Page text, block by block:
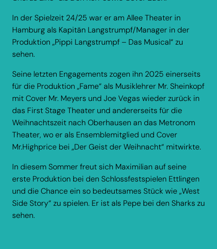
In der Spielzeit 24/25 war er am Allee Theater in
Hamburg als Kapitän Langstrumpf/Manager in der
Produktion „Pippi Langstrumpf – Das Musical“ zu
sehen.
Seine letzten Engagements zogen ihn 2025 einerseits
für die Produktion „Fame“ als Musiklehrer Mr. Sheinkopf
mit Cover Mr. Meyers und Joe Vegas wieder zurück in
das First Stage Theater und andererseits für die
Weihnachtszeit nach Oberhausen an das Metronom
Theater, wo er als Ensemblemitglied und Cover
Mr.Highprice bei „Der Geist der Weihnacht“ mitwirkte.
In diesem Sommer freut sich Maximilian auf seine
erste Produktion bei den Schlossfestspielen Ettlingen
und die Chance ein so bedeutsames Stück wie „West
Side Story“ zu spielen. Er ist als Pepe bei den Sharks zu
sehen.